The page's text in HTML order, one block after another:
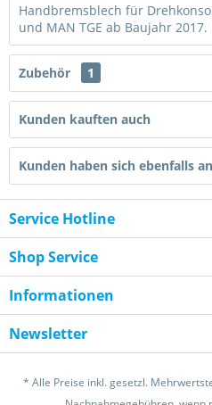
Handbremsblech für
und MAN TGE ab Baujahr
Zubehör 1
Kunden kauften auch
Kunden haben sich ebenfalls
Service Hotline
Shop Service
Informationen
Newsletter
* Alle Preise inkl. gesetzl.